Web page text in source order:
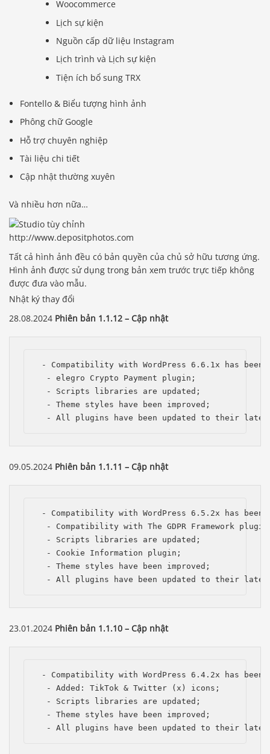
Woocommerce
Lịch sự kiện
Nguồn cấp dữ liệu Instagram
Lịch trình và Lịch sự kiện
Tiện ích bổ sung TRX
Fontello & Biểu tượng hình ảnh
Phông chữ Google
Hỗ trợ chuyên nghiệp
Tài liệu chi tiết
Cập nhật thường xuyên
Và nhiều hơn nữa…
http://www.depositphotos.com
Tất cả hình ảnh đều có bản quyền của chủ sở hữu tương ứng.
Hình ảnh được sử dụng trong bản xem trước trực tiếp không
được đưa vào mẫu.
Nhật ký thay đổi
28.08.2024 Phiên bản 1.1.12 – Cập nhật
- Compatibility with WordPress 6.6.1x has been
  - elegro Crypto Payment plugin;
  - Scripts libraries are updated;
  - Theme styles have been improved;
- All plugins have been updated to their
09.05.2024 Phiên bản 1.1.11 – Cập nhật
- Compatibility with WordPress 6.5.2x has been
- Compatibility with The GDPR Framework
  - Scripts libraries are updated;
  - Cookie Information plugin;
  - Theme styles have been improved;
- All plugins have been updated to their
23.01.2024 Phiên bản 1.1.10 – Cập nhật
- Compatibility with WordPress 6.4.2x has been
  - Added: TikTok & Twitter (x) icons;
  - Scripts libraries are updated;
  - Theme styles have been improved;
- All plugins have been updated to their